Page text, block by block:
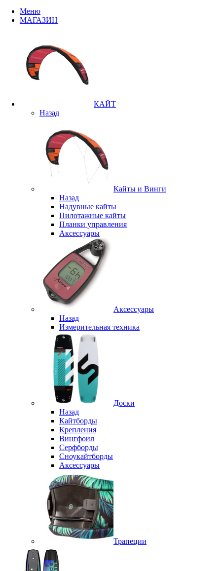
Меню
МАГАЗИН
КАЙТ
Назад
Кайты и Винги
Назад
Надувные кайты
Пилотажные кайты
Планки управления
Аксессуары
Аксессуары
Назад
Измерительная техника
Доски
Назад
Кайтборды
Крепления
Вингфоил
Серфборды
Сноукайтборды
Аксессуары
Трапеции